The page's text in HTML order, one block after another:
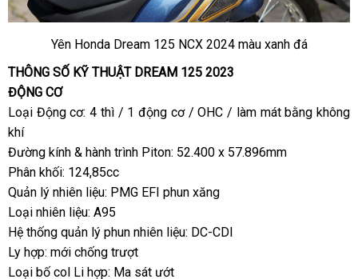
Yên Honda Dream 125 NCX 2024 màu xanh đá
THÔNG SỐ KỸ THUẬT DREAM 125 2023
ĐỘNG CƠ
Loại Động cơ: 4 thì / 1 động cơ / OHC / làm mát bằng không
khí
Đường kính & hành trình Piton: 52.400 x 57.896mm
Phân khối: 124,85cc
Quản lý nhiên liệu: PMG EFI phun xăng
Loại nhiên liệu: A95
Hệ thống quản lý phun nhiên liệu: DC-CDI
Ly hợp: mới chống trượt
Loại bố col Li hợp: Ma sát ướt